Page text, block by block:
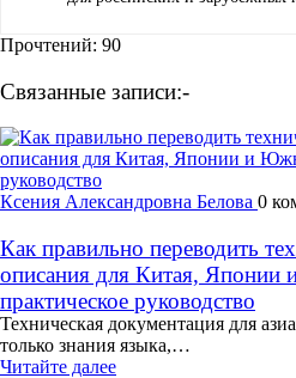
Прочтений: 90
Связанные записи:-
Ксения Александровна Белова 0
Как правильно переводить
описания для Китая,
практическое руководство
Техническая документация для
только знания языка,…
Читайте далее